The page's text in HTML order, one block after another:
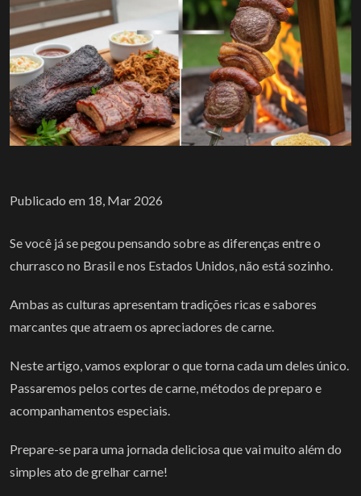
Publicado em 18, Mar 2026
Se você já se pegou pensando sobre as diferenças entre o
churrasco no Brasil e nos Estados Unidos, não está sozinho.
Ambas as culturas apresentam tradições ricas e sabores
marcantes que atraem os apreciadores de carne.
Neste artigo, vamos explorar o que torna cada um deles único.
Passaremos pelos cortes de carne, métodos de preparo e
acompanhamentos especiais.
Prepare-se para uma jornada deliciosa que vai muito além do
simples ato de grelhar carne!